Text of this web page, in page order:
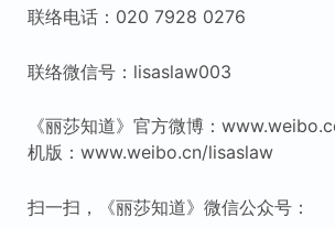
联络电话：020 7928 0276
联络微信号：lisaslaw003
《丽莎知道》官方微博：
机版：www.weibo.cn/lisaslaw
扫一扫，《丽莎知道》微信公众号：